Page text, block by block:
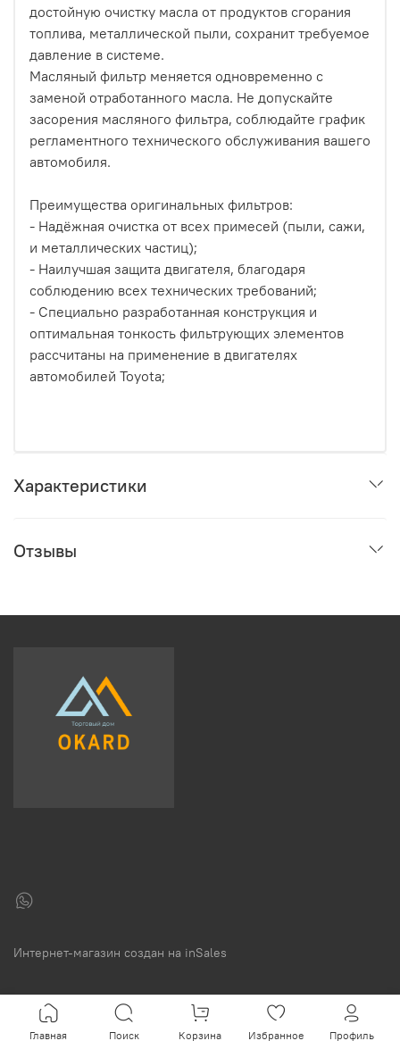
достойную очистку масла от продуктов сгорания
топлива, металлической пыли, сохранит требуемое
давление в системе.
Масляный фильтр меняется одновременно с
заменой отработанного масла. Не допускайте
засорения масляного фильтра, соблюдайте график
регламентного технического обслуживания вашего
автомобиля.
Преимущества оригинальных фильтров:
- Надёжная очистка от всех примесей (пыли, сажи,
и металлических частиц);
- Наилучшая защита двигателя, благодаря
соблюдению всех технических требований;
- Специально разработанная конструкция и
оптимальная тонкость фильтрующих элементов
рассчитаны на применение в двигателях
автомобилей Toyota;
Характеристики
Отзывы
Интернет-магазин создан на inSales
Главная Поиск Корзина Избранное Профиль